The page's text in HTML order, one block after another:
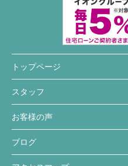
トップページ
スタッフ
お客様の声
ブログ